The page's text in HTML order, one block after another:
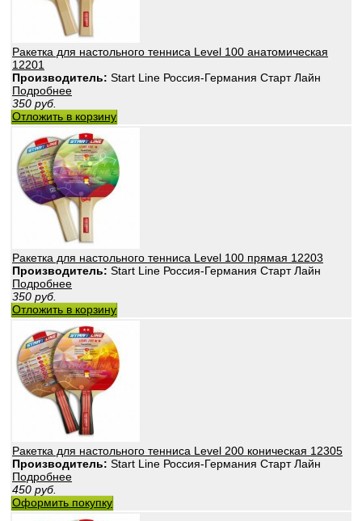
Ракетка для настольного тенниса Level 100 анатомическая
12201
Производитель: Start Line Россия-Германия Старт Лайн
Подробнее
350 руб.
Отложить в корзину
Ракетка для настольного тенниса Level 100 прямая 12203
Производитель: Start Line Россия-Германия Старт Лайн
Подробнее
350 руб.
Отложить в корзину
Ракетка для настольного тенниса Level 200 коническая 12305
Производитель: Start Line Россия-Германия Старт Лайн
Подробнее
450 руб.
Оформить покупку